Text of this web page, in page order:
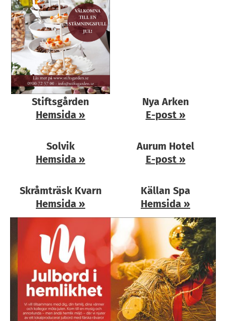
Stiftsgården
Hemsida »
Nya Arken
E-post »
Solvik
Hemsida »
Aurum Hotel
E-post »
Skråmträsk Kvarn
Hemsida »
Källan Spa
Hemsida »